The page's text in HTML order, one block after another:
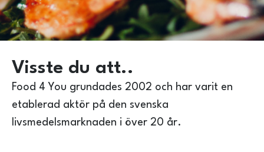
Visste du att..
Food 4 You grundades 2002 och har varit en
etablerad aktör på den svenska
livsmedelsmarknaden i över 20 år.